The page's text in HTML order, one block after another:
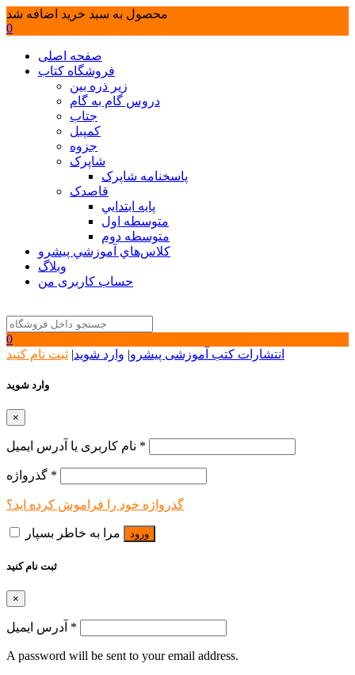
محصول به سبد خرید اضافه شد
0
صفحه اصلی
فروشگاه کتاب
زیر ذره بین
دروس گام به گام
جتاب
کمپبل
جزوه
شاپرک
پاسخنامه شاپرک
قاصدک
پايه ابتدايي
متوسطه اول
متوسطه دوم
كلاس‌هاي آموزشي پيشرو
وبلاگ
حساب کاربری من
0
انتشارات کتب آموزشی پیشرو| وارد شوید| ثبت نام کنید
وارد شوید
×
*
*
گذرواژه خود را فراموش کرده اید؟
مرا به خاطر بسپار ورود
ثبت نام کنید
×
*
A password will be sent to your email address.